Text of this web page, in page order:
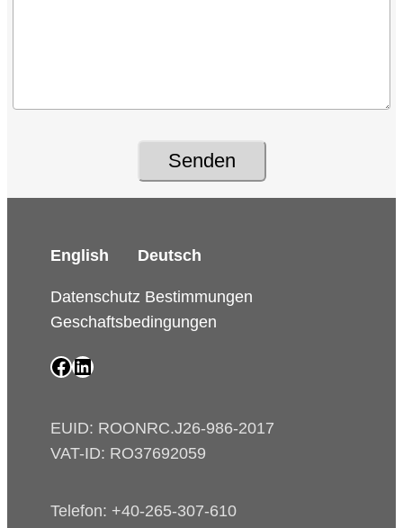
Senden
English Deutsch
Datenschutz Bestimmungen
Geschaftsbedingungen
SAIP Facebook page
SAIP LinkedIn page
EUID: ROONRC.J26-986-2017
VAT-ID: RO37692059
Telefon: +40-265-307-610